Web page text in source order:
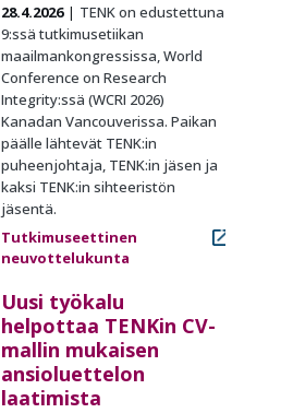
28.4.2026
TENK on edustettuna
9:ssä tutkimusetiikan
maailmankongressissa, World
Conference on Research
Integrity:ssä (WCRI 2026)
Kanadan Vancouverissa. Paikan
päälle lähtevät TENK:in
puheenjohtaja, TENK:in jäsen ja
kaksi TENK:in sihteeristön
jäsentä.
Tutkimuseettinen
neuvottelukunta
Uusi työkalu
helpottaa TENKin CV-
mallin mukaisen
ansioluettelon
laatimista